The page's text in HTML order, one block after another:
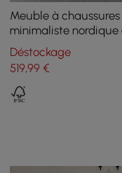
Meuble à chaussures
minimaliste nordique
bois blanc cassé avec
étagères à 2 portes
Déstockage
519,99 €